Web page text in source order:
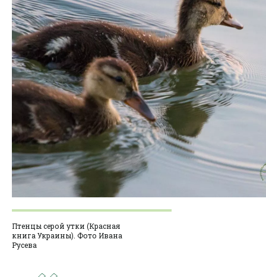
Птенцы серой утки (Красная
книга Украины). Фото Ивана
Русева